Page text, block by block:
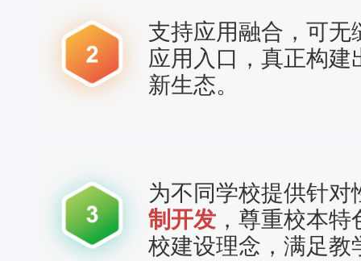
支持应用融合，可无
应用入口，真正构建
新生态。
为不同学校提供针对
制开发，尊重校本特
校建设理念，满足